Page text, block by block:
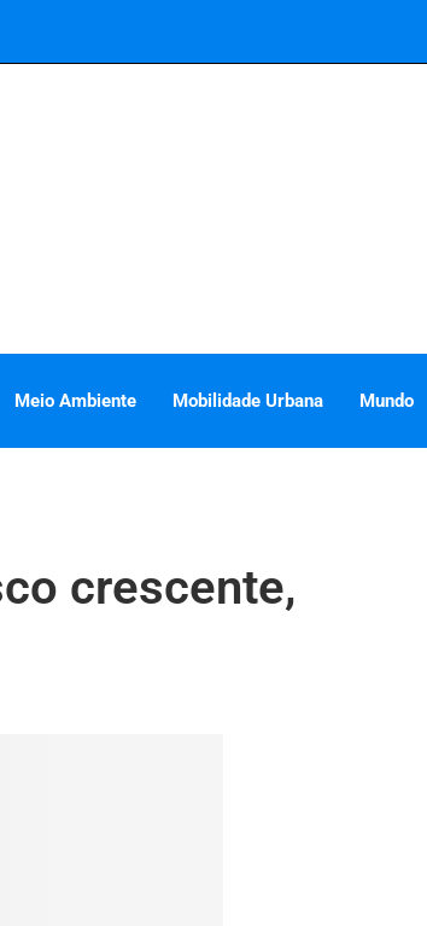
Meio Ambiente Mobilidade Urbana Mundo
crescente,